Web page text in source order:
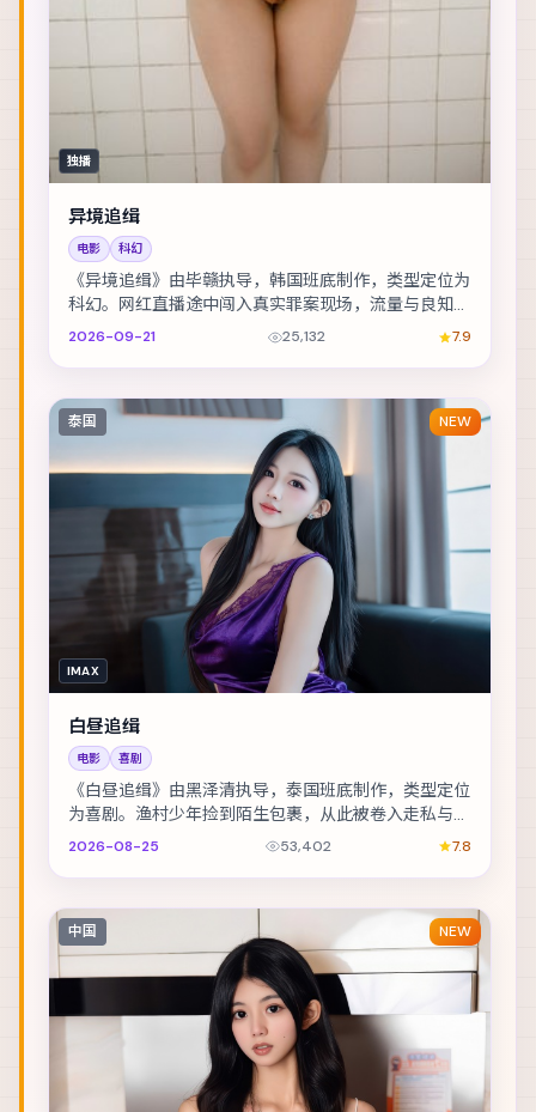
独播
异境追缉
电影 科幻
《异境追缉》由毕赣执导，韩国班底制作，类型定位为
科幻。网红直播途中闯入真实罪案现场，流量与良知正
面冲突。主演包括白宇、刘亦菲、宋康昊 等，表演层...
2026-09-21 25,132 7.9
泰国 NEW
IMAX
白昼追缉
电影 喜剧
《白昼追缉》由黑泽清执导，泰国班底制作，类型定位
为喜剧。渔村少年捡到陌生包裹，从此被卷入走私与反
走私的漩涡。主演包括雷佳音、廖凡、刘亦菲 等，表...
2026-08-25 53,402 7.8
中国 NEW